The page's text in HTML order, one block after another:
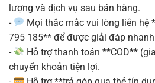
lượng và dịch vụ sau bán hàng.
-
Mọi thắc mắc vui lòng liên hệ
795 185** để được giải đáp
-
Hỗ trợ thanh toán **COD**
chuyển khoản tiện lợi.